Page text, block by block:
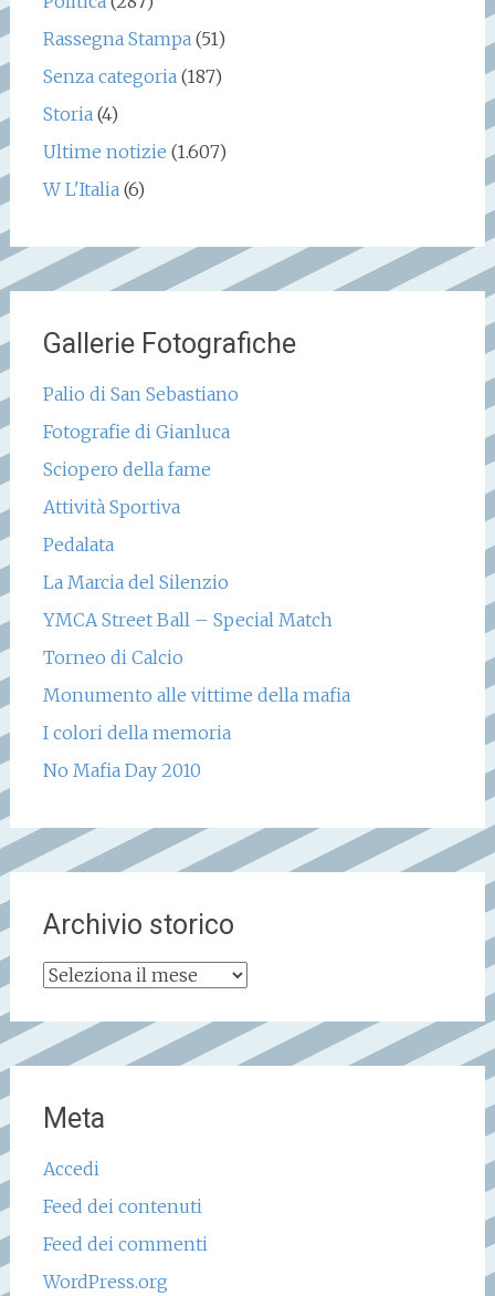
Rassegna Stampa (51)
Senza categoria (187)
Storia (4)
Ultime notizie (1.607)
W L'Italia (6)
Gallerie Fotografiche
Palio di San Sebastiano
Fotografie di Gianluca
Sciopero della fame
Attività Sportiva
Pedalata
La Marcia del Silenzio
YMCA Street Ball – Special Match
Torneo di Calcio
Monumento alle vittime della mafia
I colori della memoria
No Mafia Day 2010
Archivio storico
Archivio
Meta
Accedi
Feed dei contenuti
Feed dei commenti
WordPress.org